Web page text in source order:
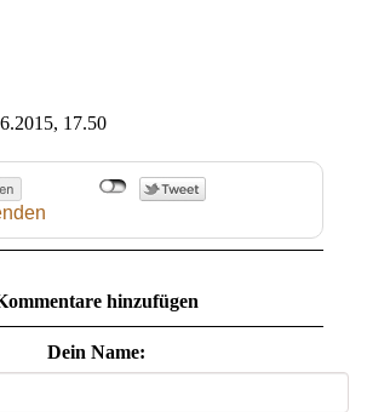
17.50
hinzufügen
Dein Name: